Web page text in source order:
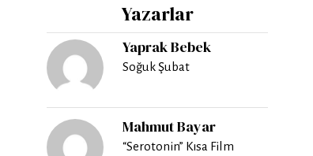
Yazarlar
Yaprak Bebek
Soğuk Şubat
Mahmut Bayar
“Serotonin” Kısa Film